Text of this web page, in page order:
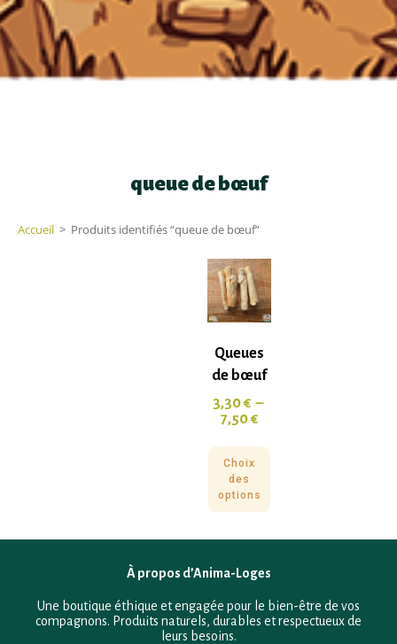
queue de bœuf
Accueil > Produits identifiés “queue de bœuf”
Queues
de bœuf
3,30€ –
7,50€
Choix
des
options
À propos d’Anima-Loges
Une boutique éthique et engagée pour le bien-être de vos
compagnons. Produits naturels, durables et respectueux de
leurs besoins.